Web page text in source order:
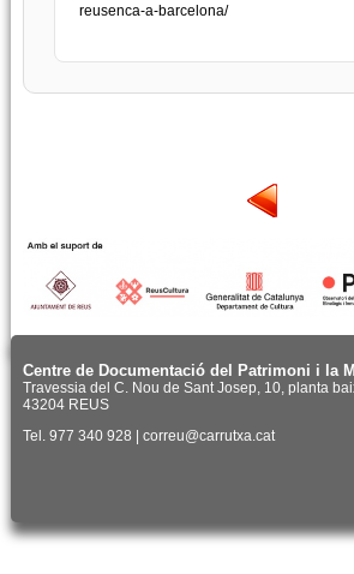
reusenca-a-barcelona/
Centre de Documentació del Patrimoni i la
Travessia del C. Nou de Sant Josep, 10, planta
43204 REUS
Tel. 977 340 928 | correu@carrutxa.cat